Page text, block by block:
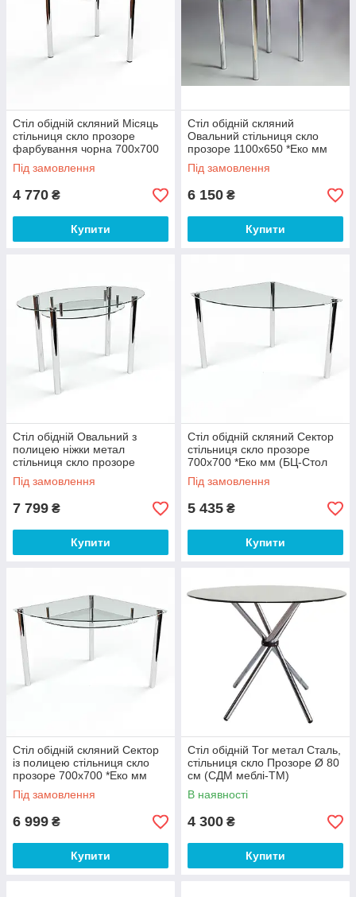
Стіл обідній скляний Місяць
стільниця скло прозоре
фарбування чорна 700х700
*Еко мм (БЦ-Стол ТМ)
Під замовлення
4 770 ₴
Купити
Стіл обідній скляний
Овальний стільниця скло
прозоре 1100х650 *Еко мм
(БЦ-Стол ТМ)
Під замовлення
6 150 ₴
Купити
Стіл обідній Овальний з
полицею ніжки метал
стільниця скло прозоре
1100х650 *Еко мм (БЦ-Стол
ТМ)
Під замовлення
7 799 ₴
Купити
Стіл обідній скляний Сектор
стільниця скло прозоре
700х700 *Еко мм (БЦ-Стол
ТМ)
Під замовлення
5 435 ₴
Купити
Стіл обідній скляний Сектор
із полицею стільниця скло
прозоре 700х700 *Еко мм
(БЦ-Стол ТМ)
Під замовлення
6 999 ₴
Купити
Стіл обідній Тог метал Сталь,
стільниця скло Прозоре Ø 80
см (СДМ меблі-ТМ)
В наявності
4 300 ₴
Купити